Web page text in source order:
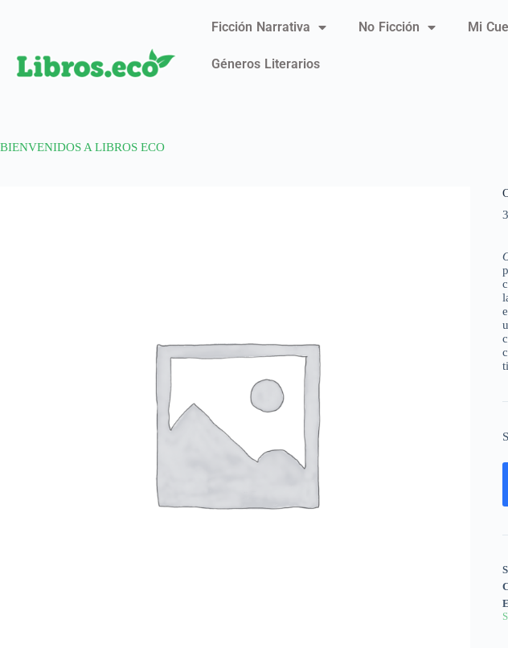
Ficción Narrativa No Ficción Mi
Géneros Literarios
BIENVENIDOS A LIBROS ECO